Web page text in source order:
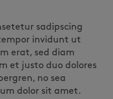
sadipscing
invidunt ut
erat, sed diam
et justo duo dolores
no sea
dolor sit amet.